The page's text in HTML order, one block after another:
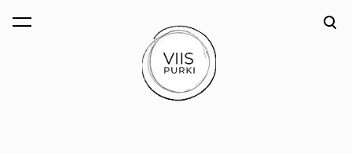
lisati ostukorvi. Vaata ostukorvi